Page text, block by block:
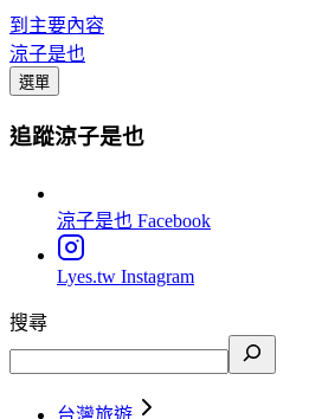
到主要內容
涼子是也
選單
追蹤涼子是也
涼子是也 Facebook
Lyes.tw Instagram
搜尋